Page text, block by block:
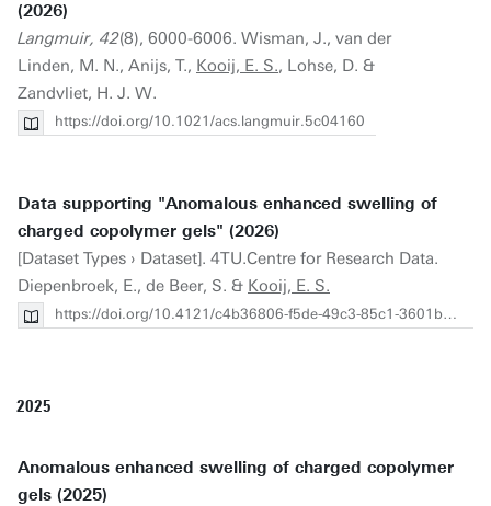
(2026)
Langmuir, 42(8), 6000-6006. Wisman, J., van der
Linden, M. N., Anijs, T., Kooij, E. S., Lohse, D. &
Zandvliet, H. J. W.
https://doi.org/10.1021/acs.langmuir.5c04160
Data supporting "Anomalous enhanced swelling of
charged copolymer gels" (2026)
[Dataset Types › Dataset]. 4TU.Centre for Research Data.
Diepenbroek, E., de Beer, S. & Kooij, E. S.
https://doi.org/10.4121/c4b36806-f5de-49c3-85c1-3601b4163e4d.v1
2025
Anomalous enhanced swelling of charged copolymer
gels (2025)